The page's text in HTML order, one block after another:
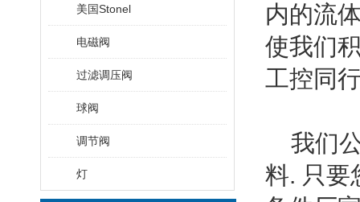
美国Stonel
电磁阀
过滤调压阀
球阀
调节阀
灯
内的流
使我们
工控同
我们公
料. 只要